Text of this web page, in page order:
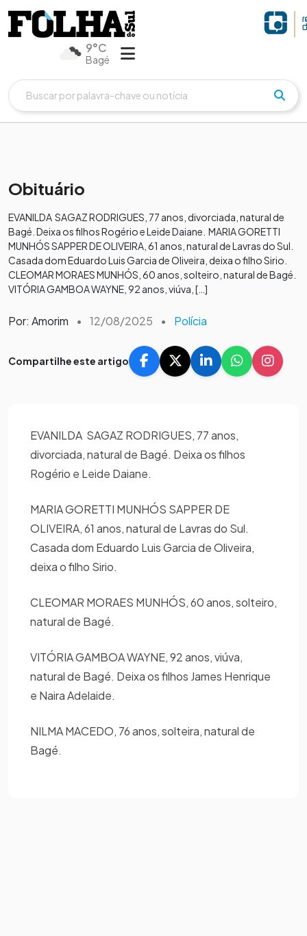
9°C
Bagé
Obituário
EVANILDA SAGAZ RODRIGUES, 77 anos, divorciada, natural de
Bagé. Deixa os filhos Rogério e Leide Daiane. MARIA GORETTI
MUNHÓS SAPPER DE OLIVEIRA, 61 anos, natural de Lavras do Sul.
Casada dom Eduardo Luis Garcia de Oliveira, deixa o filho Sirio.
CLEOMAR MORAES MUNHÓS, 60 anos, solteiro, natural de Bagé.
VITÓRIA GAMBOA WAYNE, 92 anos, viúva, […]
Por: Amorim • 12/08/2025 • Polícia
Compartilhe este artigo
EVANILDA SAGAZ RODRIGUES, 77 anos,
divorciada, natural de Bagé. Deixa os filhos
Rogério e Leide Daiane.
MARIA GORETTI MUNHÓS SAPPER DE
OLIVEIRA, 61 anos, natural de Lavras do Sul.
Casada dom Eduardo Luis Garcia de Oliveira,
deixa o filho Sirio.
CLEOMAR MORAES MUNHÓS, 60 anos, solteiro,
natural de Bagé.
VITÓRIA GAMBOA WAYNE, 92 anos, viúva,
natural de Bagé. Deixa os filhos James Henrique
e Naira Adelaide.
NILMA MACEDO, 76 anos, solteira, natural de
Bagé.